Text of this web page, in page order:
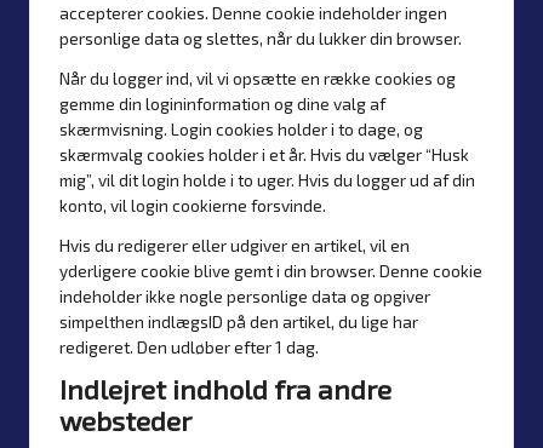
accepterer cookies. Denne cookie indeholder ingen
personlige data og slettes, når du lukker din browser.
Når du logger ind, vil vi opsætte en række cookies og
gemme din logininformation og dine valg af
skærmvisning. Login cookies holder i to dage, og
skærmvalg cookies holder i et år. Hvis du vælger “Husk
mig”, vil dit login holde i to uger. Hvis du logger ud af din
konto, vil login cookierne forsvinde.
Hvis du redigerer eller udgiver en artikel, vil en
yderligere cookie blive gemt i din browser. Denne cookie
indeholder ikke nogle personlige data og opgiver
simpelthen indlægsID på den artikel, du lige har
redigeret. Den udløber efter 1 dag.
Indlejret indhold fra andre
websteder